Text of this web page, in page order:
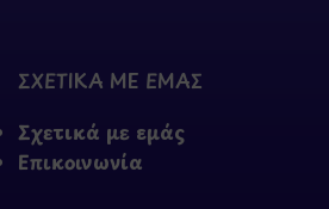
ΣΧΕΤΙΚΑ ΜΕ ΕΜΑΣ
Σχετικά με εμάς
Επικοινωνία